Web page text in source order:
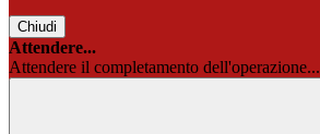
Chiudi
Attendere...
Attendere il completamento dell'operazione...